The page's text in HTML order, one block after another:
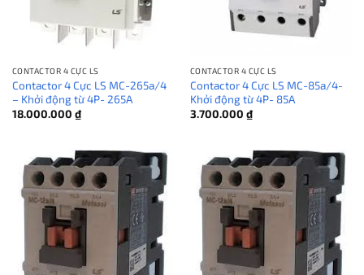
CONTACTOR 4 CỰC LS
Contactor 4 Cực LS MC-265a/4
– Khởi động từ 4P- 265A
18.000.000 ₫
CONTACTOR 4 CỰC LS
Contactor 4 Cực LS MC-85a/4-
Khởi động từ 4P- 85A
3.700.000 ₫